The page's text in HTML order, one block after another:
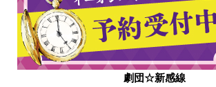
劇団☆新感線